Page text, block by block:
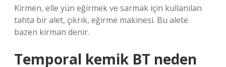
Kirmen, elle yün eğirmek ve sarmak için kullanılan
tahta bir alet, çıkrık, eğirme makinesi. Bu alete
bazen kirman denir.
Temporal kemik BT neden